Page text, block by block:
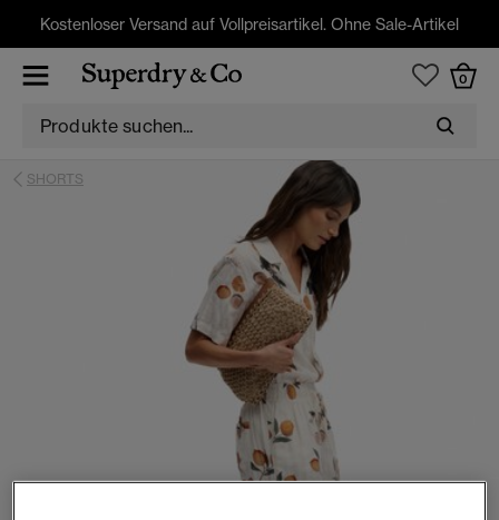
Kostenloser Versand auf Vollpreisartikel. Ohne Sale-Artikel
0
SHORTS